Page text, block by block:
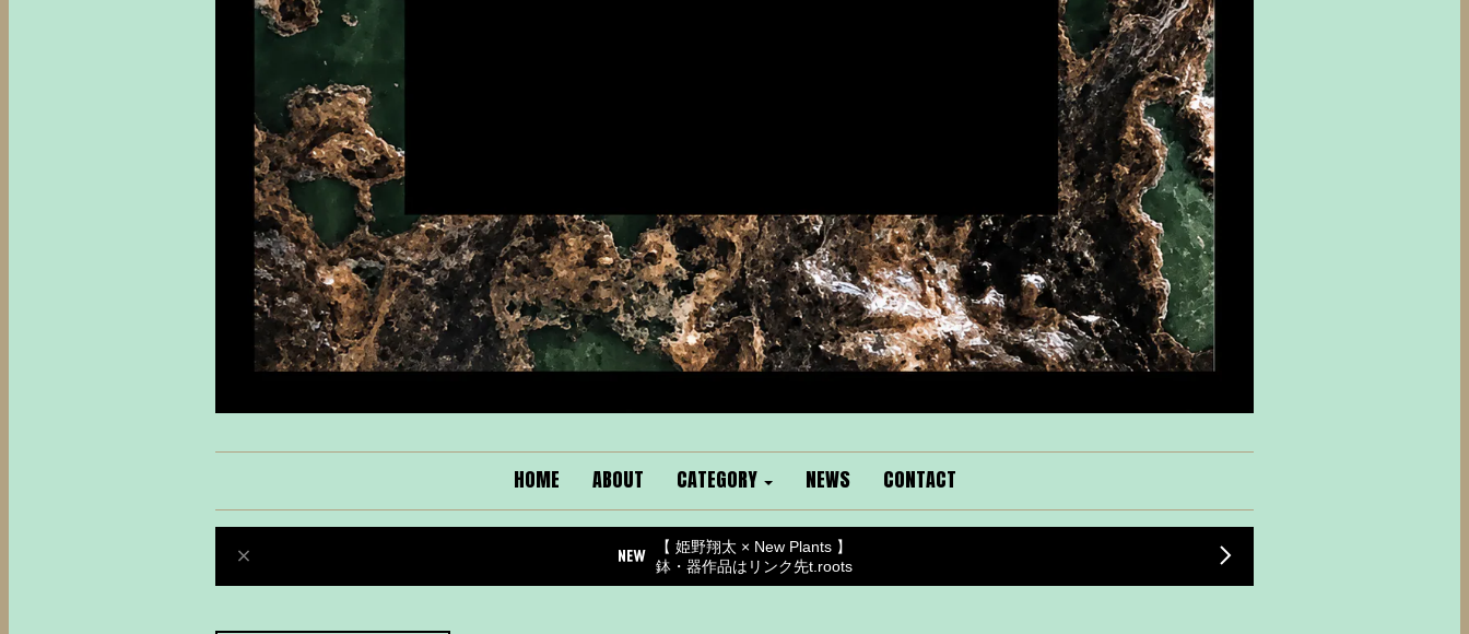
HOME ABOUT CATEGORY NEWS CONTACT
【 姫野翔太 × New Plants 】
鉢・器作品はリンク先t.roots